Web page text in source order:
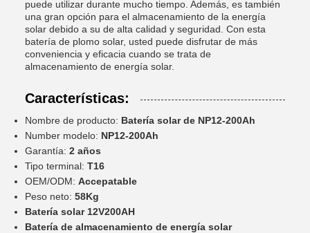
puede utilizar durante mucho tiempo. Además, es también
una gran opción para el almacenamiento de la energía
solar debido a su de alta calidad y seguridad. Con esta
batería de plomo solar, usted puede disfrutar de más
conveniencia y eficacia cuando se trata de
almacenamiento de energía solar.
Características:
Nombre de producto: Batería solar de NP12-200Ah
Number modelo: NP12-200Ah
Garantía: 2 años
Tipo terminal: T16
OEM/ODM: Accepatable
Peso neto: 58Kg
Batería solar 12V200AH
Batería de almacenamiento de energía solar